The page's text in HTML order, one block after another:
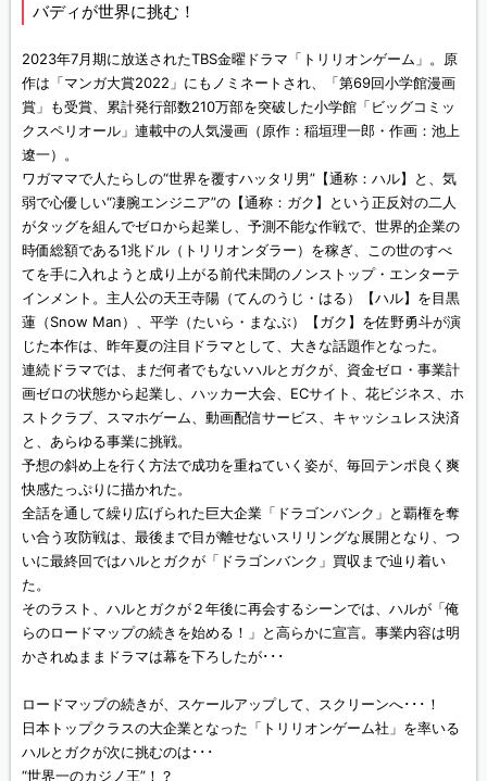
バディが世界に挑む！
2023年7月期に放送されたTBS金曜ドラマ「トリリオンゲーム」。原
作は「マンガ大賞2022」にもノミネートされ、「第69回小学館漫画
賞」も受賞、累計発行部数210万部を突破した小学館「ビッグコミッ
クスペリオール」連載中の人気漫画（原作：稲垣理一郎・作画：池上
遼一）。
ワガママで人たらしの“世界を覆すハッタリ男”【通称：ハル】と、気
弱で心優しい“凄腕エンジニア”の【通称：ガク】という正反対の二人
がタッグを組んでゼロから起業し、予測不能な作戦で、世界的企業の
時価総額である1兆ドル（トリリオンダラー）を稼ぎ、この世のすべ
てを手に入れようと成り上がる前代未聞のノンストップ・エンターテ
インメント。主人公の天王寺陽（てんのうじ・はる）【ハル】を目黒
蓮（Snow Man）、平学（たいら・まなぶ）【ガク】を佐野勇斗が演
じた本作は、昨年夏の注目ドラマとして、大きな話題作となった。
連続ドラマでは、まだ何者でもないハルとガクが、資金ゼロ・事業計
画ゼロの状態から起業し、ハッカー大会、ECサイト、花ビジネス、ホ
ストクラブ、スマホゲーム、動画配信サービス、キャッシュレス決済
と、あらゆる事業に挑戦。
予想の斜め上を行く方法で成功を重ねていく姿が、毎回テンポ良く爽
快感たっぷりに描かれた。
全話を通して繰り広げられた巨大企業「ドラゴンバンク」と覇権を奪
い合う攻防戦は、最後まで目が離せないスリリングな展開となり、つ
いに最終回ではハルとガクが「ドラゴンバンク」買収まで辿り着い
た。
そのラスト、ハルとガクが２年後に再会するシーンでは、ハルが「俺
らのロードマップの続きを始める！」と高らかに宣言。事業内容は明
かされぬままドラマは幕を下ろしたが･･･
ロードマップの続きが、スケールアップして、スクリーンへ･･･！
日本トップクラスの大企業となった「トリリオンゲーム社」を率いる
ハルとガクが次に挑むのは･･･
“世界一のカジノ王”！？